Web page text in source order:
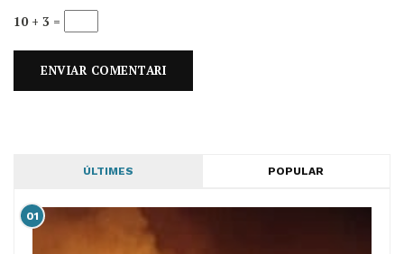
10 + 3 =
ÚLTIMES POPULAR
01